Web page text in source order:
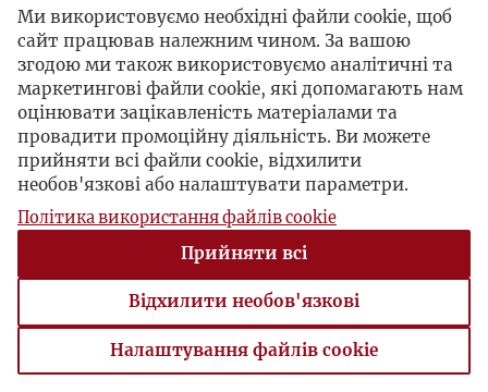
Ми використовуємо необхідні файли cookie, щоб
сайт працював належним чином. За вашою
згодою ми також використовуємо аналітичні та
маркетингові файли cookie, які допомагають нам
оцінювати зацікавленість матеріалами та
провадити промоційну діяльність. Ви можете
прийняти всі файли cookie, відхилити
необов'язкові або налаштувати параметри.
Політика використання файлів cookie
Прийняти всі
Відхилити необов'язкові
Налаштування файлів cookie
Налаштування файлів cookie